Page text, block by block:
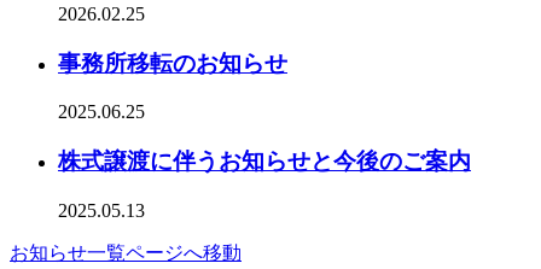
2026.02.25
事務所移転のお知らせ
2025.06.25
株式譲渡に伴うお知らせと今後のご案内
2025.05.13
お知らせ一覧ページへ移動